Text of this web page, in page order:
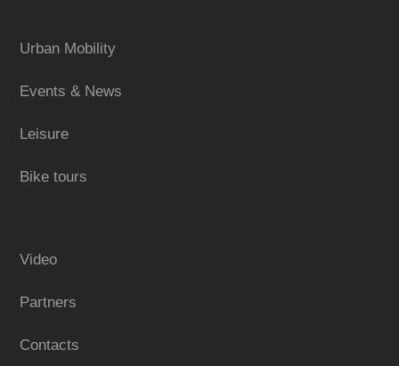
Urban Mobility
Events & News
Leisure
Bike tours
Video
Partners
Contacts